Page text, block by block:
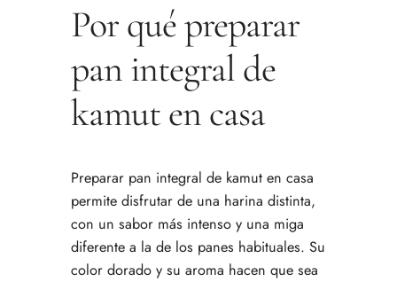
Por qué preparar
pan integral de
kamut en casa
Preparar pan integral de kamut en casa
permite disfrutar de una harina distinta,
con un sabor más intenso y una miga
diferente a la de los panes habituales. Su
color dorado y su aroma hacen que sea